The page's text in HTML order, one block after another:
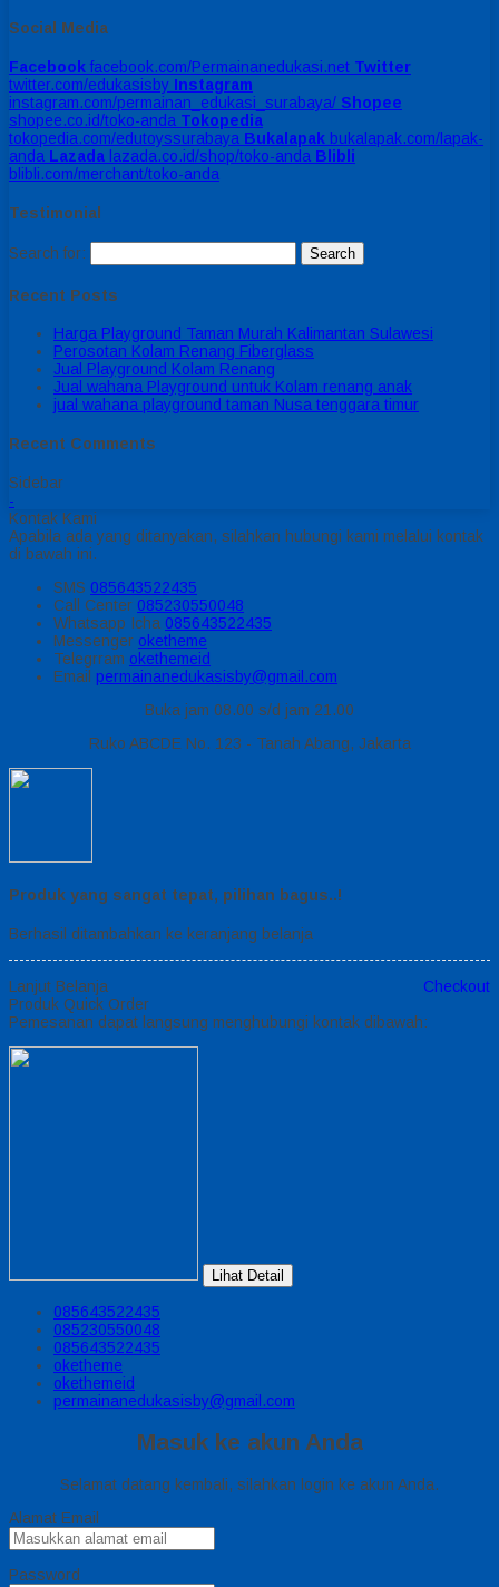
Social Media
Facebook facebook.com/Permainanedukasi.net Twitter
twitter.com/edukasisby Instagram
instagram.com/permainan_edukasi_surabaya/ Shopee
shopee.co.id/toko-anda Tokopedia
tokopedia.com/edutoyssurabaya Bukalapak bukalapak.com/lapak-
anda Lazada lazada.co.id/shop/toko-anda Blibli
blibli.com/merchant/toko-anda
Testimonial
Search for:
Recent Posts
Harga Playground Taman Murah Kalimantan Sulawesi
Perosotan Kolam Renang Fiberglass
Jual Playground Kolam Renang
Jual wahana Playground untuk Kolam renang anak
jual wahana playground taman Nusa tenggara timur
Recent Comments
Sidebar
-
Kontak Kami
Apabila ada yang ditanyakan, silahkan hubungi kami melalui kontak
di bawah ini.
SMS 085643522435
Call Center 085230550048
Whatsapp Icha 085643522435
Messenger oketheme
Telegrram okethemeid
Email permainanedukasisby@gmail.com
Buka jam 08.00 s/d jam 21.00
Ruko ABCDE No. 123 - Tanah Abang, Jakarta
Produk yang sangat tepat, pilihan bagus..!
Berhasil ditambahkan ke keranjang belanja
Lanjut Belanja
Checkout
Produk Quick Order
Pemesanan dapat langsung menghubungi kontak dibawah:
Lihat Detail
085643522435
085230550048
085643522435
oketheme
okethemeid
permainanedukasisby@gmail.com
Masuk ke akun Anda
Selamat datang kembali, silahkan login ke akun Anda.
Alamat Email
Password